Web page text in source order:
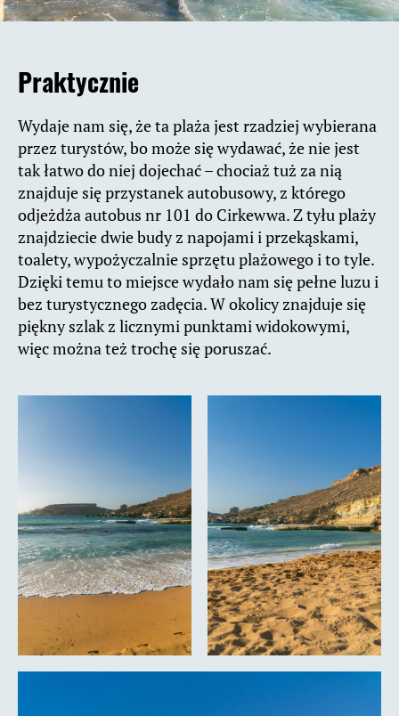
Praktycznie
Wydaje nam się, że ta plaża jest rzadziej wybierana
przez turystów, bo może się wydawać, że nie jest
tak łatwo do niej dojechać – chociaż tuż za nią
znajduje się przystanek autobusowy, z którego
odjeżdża autobus nr 101 do Cirkewwa. Z tyłu plaży
znajdziecie dwie budy z napojami i przekąskami,
toalety, wypożyczalnie sprzętu plażowego i to tyle.
Dzięki temu to miejsce wydało nam się pełne luzu i
bez turystycznego zadęcia. W okolicy znajduje się
piękny szlak z licznymi punktami widokowymi,
więc można też trochę się poruszać.